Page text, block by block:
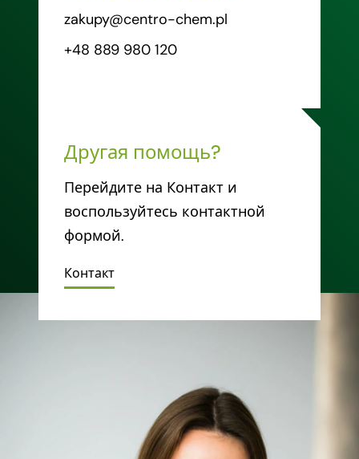
zakupy@centro-chem.pl
+48 889 980 120
Другая помощь?
Перейдите на Контакт и
воспользуйтесь контактной
формой.
Контакт